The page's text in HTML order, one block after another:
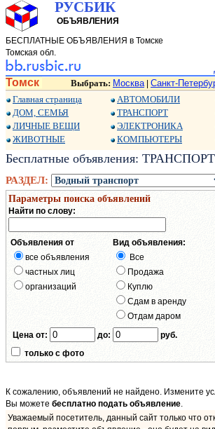
РУСБИК
ОБЪЯВЛЕНИЯ
БЕСПЛАТНЫЕ ОБЪЯВЛЕНИЯ в Томске
Томская обл.
Томск Выбрать: Москва| Санкт-
Главная страница
ДОМ, СЕМЬЯ
ЛИЧНЫЕ ВЕЩИ
ЖИВОТНЫЕ
АВТОМОБИЛИ
ТРАНСПОРТ
ЭЛЕКТРОНИКА
КОМПЬЮТЕРЫ
Бесплатные объявления:
РАЗДЕЛ:
Параметры поиска объявлений
Найти по слову:
Объявления от
все объявления
частных лиц
организаций
Вид объявления:
Все
Продажа
Куплю
Сдам в аренду
Отдам даром
Цена от: до:
руб.
только с фото
К сожалению, объявлений не найдено. Измените
Вы можете бесплатно подать объявление.
Уважаемый посетитель, данный сайт только что